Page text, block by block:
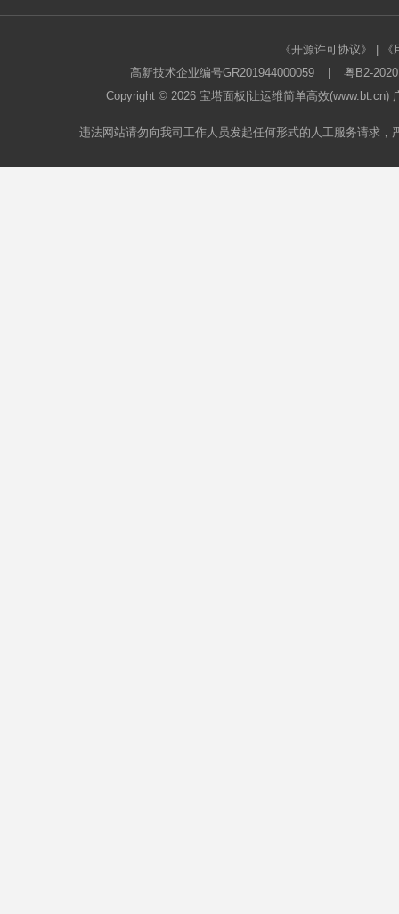
《开源许可协议》
高新技术企业编号GR201944000059
粤B2-
Copyright © 2026 宝塔面板 |让运维简单高效
违法网站请勿向我司工作人员发起任何形式的人工服务请求，